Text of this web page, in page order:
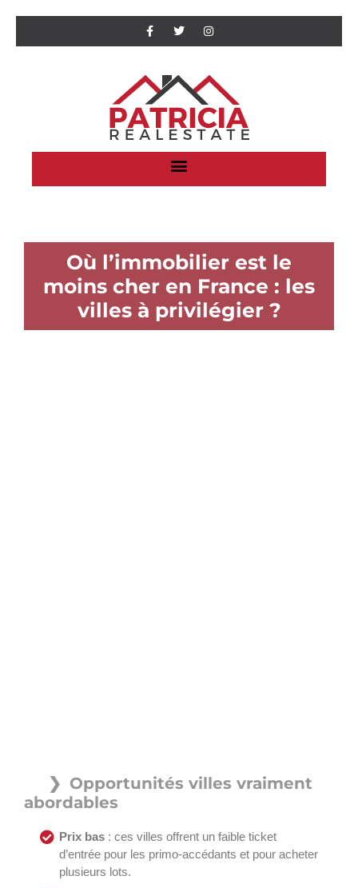
Où l’immobilier est le
moins cher en France : les
villes à privilégier ?
Opportunités villes vraiment
abordables
Prix bas : ces villes offrent un faible ticket
d’entrée pour les primo-accédants et pour acheter
plusieurs lots.